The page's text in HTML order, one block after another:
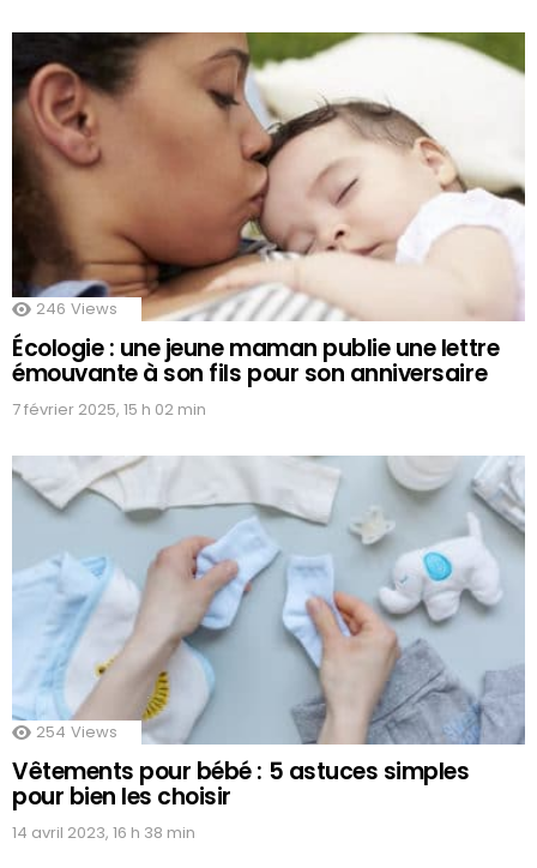
246 Views
Écologie : une jeune maman publie une lettre
émouvante à son fils pour son anniversaire
7 février 2025, 15 h 02 min
254 Views
Vêtements pour bébé : 5 astuces simples
pour bien les choisir
14 avril 2023, 16 h 38 min